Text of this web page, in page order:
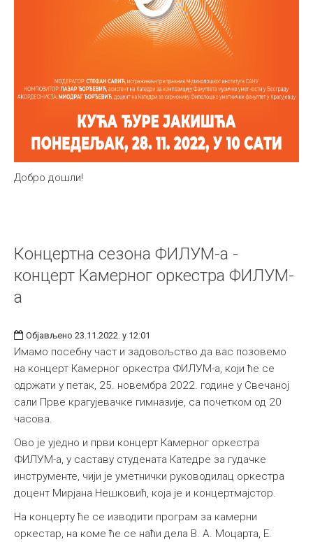
Добро дошли!
Концертна сезона ФИЛУМ-а -
концерт Камерног оркестра ФИЛУМ-
а
Објављено 23.11.2022. у 12:01
Имамо посебну част и задовољство да вас позовемо
на концерт Камерног оркестра ФИЛУМ-а, који ће се
одржати у петак, 25. новембра 2022. године у Свечаној
сали Прве крагујевачке гимназије, са почетком од 20
часова.
Ово је уједно и први концерт Камерног оркестра
ФИЛУМ-а, у саставу студената Катедре за гудачке
инструменте, чији је уметнички руководилац оркестра
доцент Мирјанa Нешковић, која је и концертмајстор.
На концерту ће се изводити програм за камерни
оркестар, на коме ће се наћи дела В. А. Моцарта, Е.